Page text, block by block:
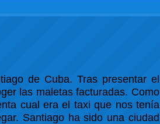
de Cuba. Tras presentar el
las maletas facturadas. Como
cual era el taxi que nos tenía
Santiago ha sido una ciudad